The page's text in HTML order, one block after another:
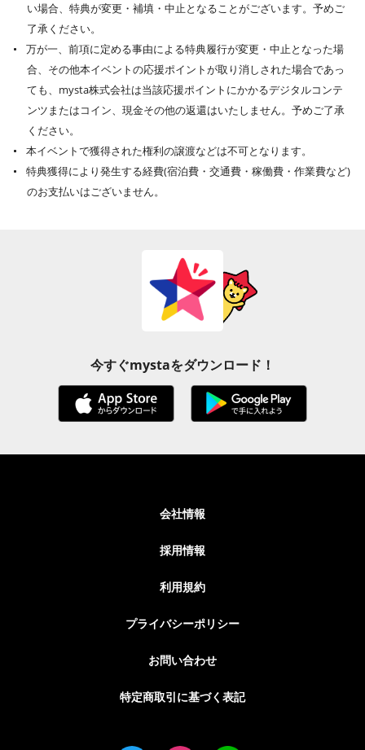
い場合、特典が変更・補填・中止となることがございます。予めご
了承ください。
万が一、前項に定める事由による特典履行が変更・中止となった場
合、その他本イベントの応援ポイントが取り消しされた場合であっ
ても、mysta株式会社は当該応援ポイントにかかるデジタルコンテ
ンツまたはコイン、現金その他の返還はいたしません。予めご了承
ください。
本イベントで獲得された権利の譲渡などは不可となります。
特典獲得により発生する経費(宿泊費・交通費・稼働費・作業費など)
のお支払いはございません。
今すぐmystaをダウンロード！
会社情報
採用情報
利用規約
プライバシーポリシー
お問い合わせ
特定商取引に基づく表記